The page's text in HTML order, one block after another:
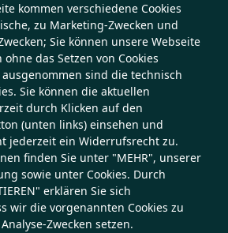
kommen verschiedene Cookies
zu Marketing-Zwecken und
Sie können unsere Webseite
das Setzen von Cookies
sind die technisch
Sie können die aktuellen
durch Klicken auf den
(unten links) einsehen und
jederzeit ein Widerrufsrecht zu.
finden Sie unter "MEHR", unserer
sowie unter Cookies. Durch
erklären Sie sich
wir die vorgenannten Cookies zu
Zwecken setzen.